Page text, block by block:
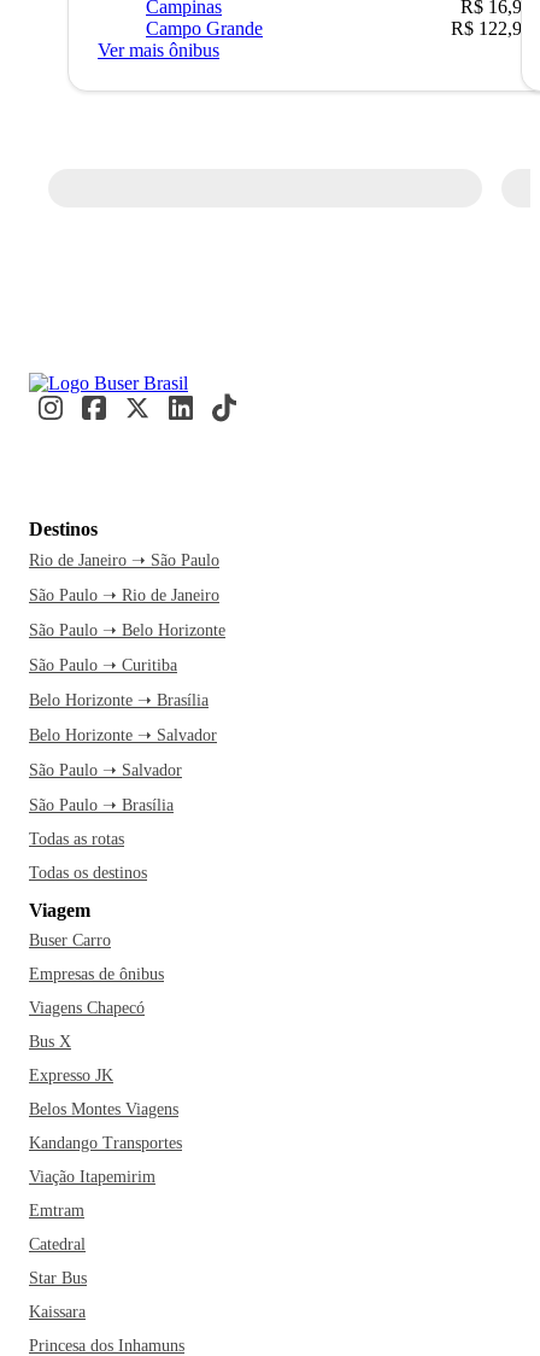
Campinas
R$ 16,90
Campo Grande
R$ 122,90
Ver mais ônibus
Destinos
Rio de Janeiro ➝ São Paulo
São Paulo ➝ Rio de Janeiro
São Paulo ➝ Belo Horizonte
São Paulo ➝ Curitiba
Belo Horizonte ➝ Brasília
Belo Horizonte ➝ Salvador
São Paulo ➝ Salvador
São Paulo ➝ Brasília
Todas as rotas
Todas os destinos
Viagem
Buser Carro
Empresas de ônibus
Viagens Chapecó
Bus X
Expresso JK
Belos Montes Viagens
Kandango Transportes
Viação Itapemirim
Emtram
Catedral
Star Bus
Kaissara
Princesa dos Inhamuns